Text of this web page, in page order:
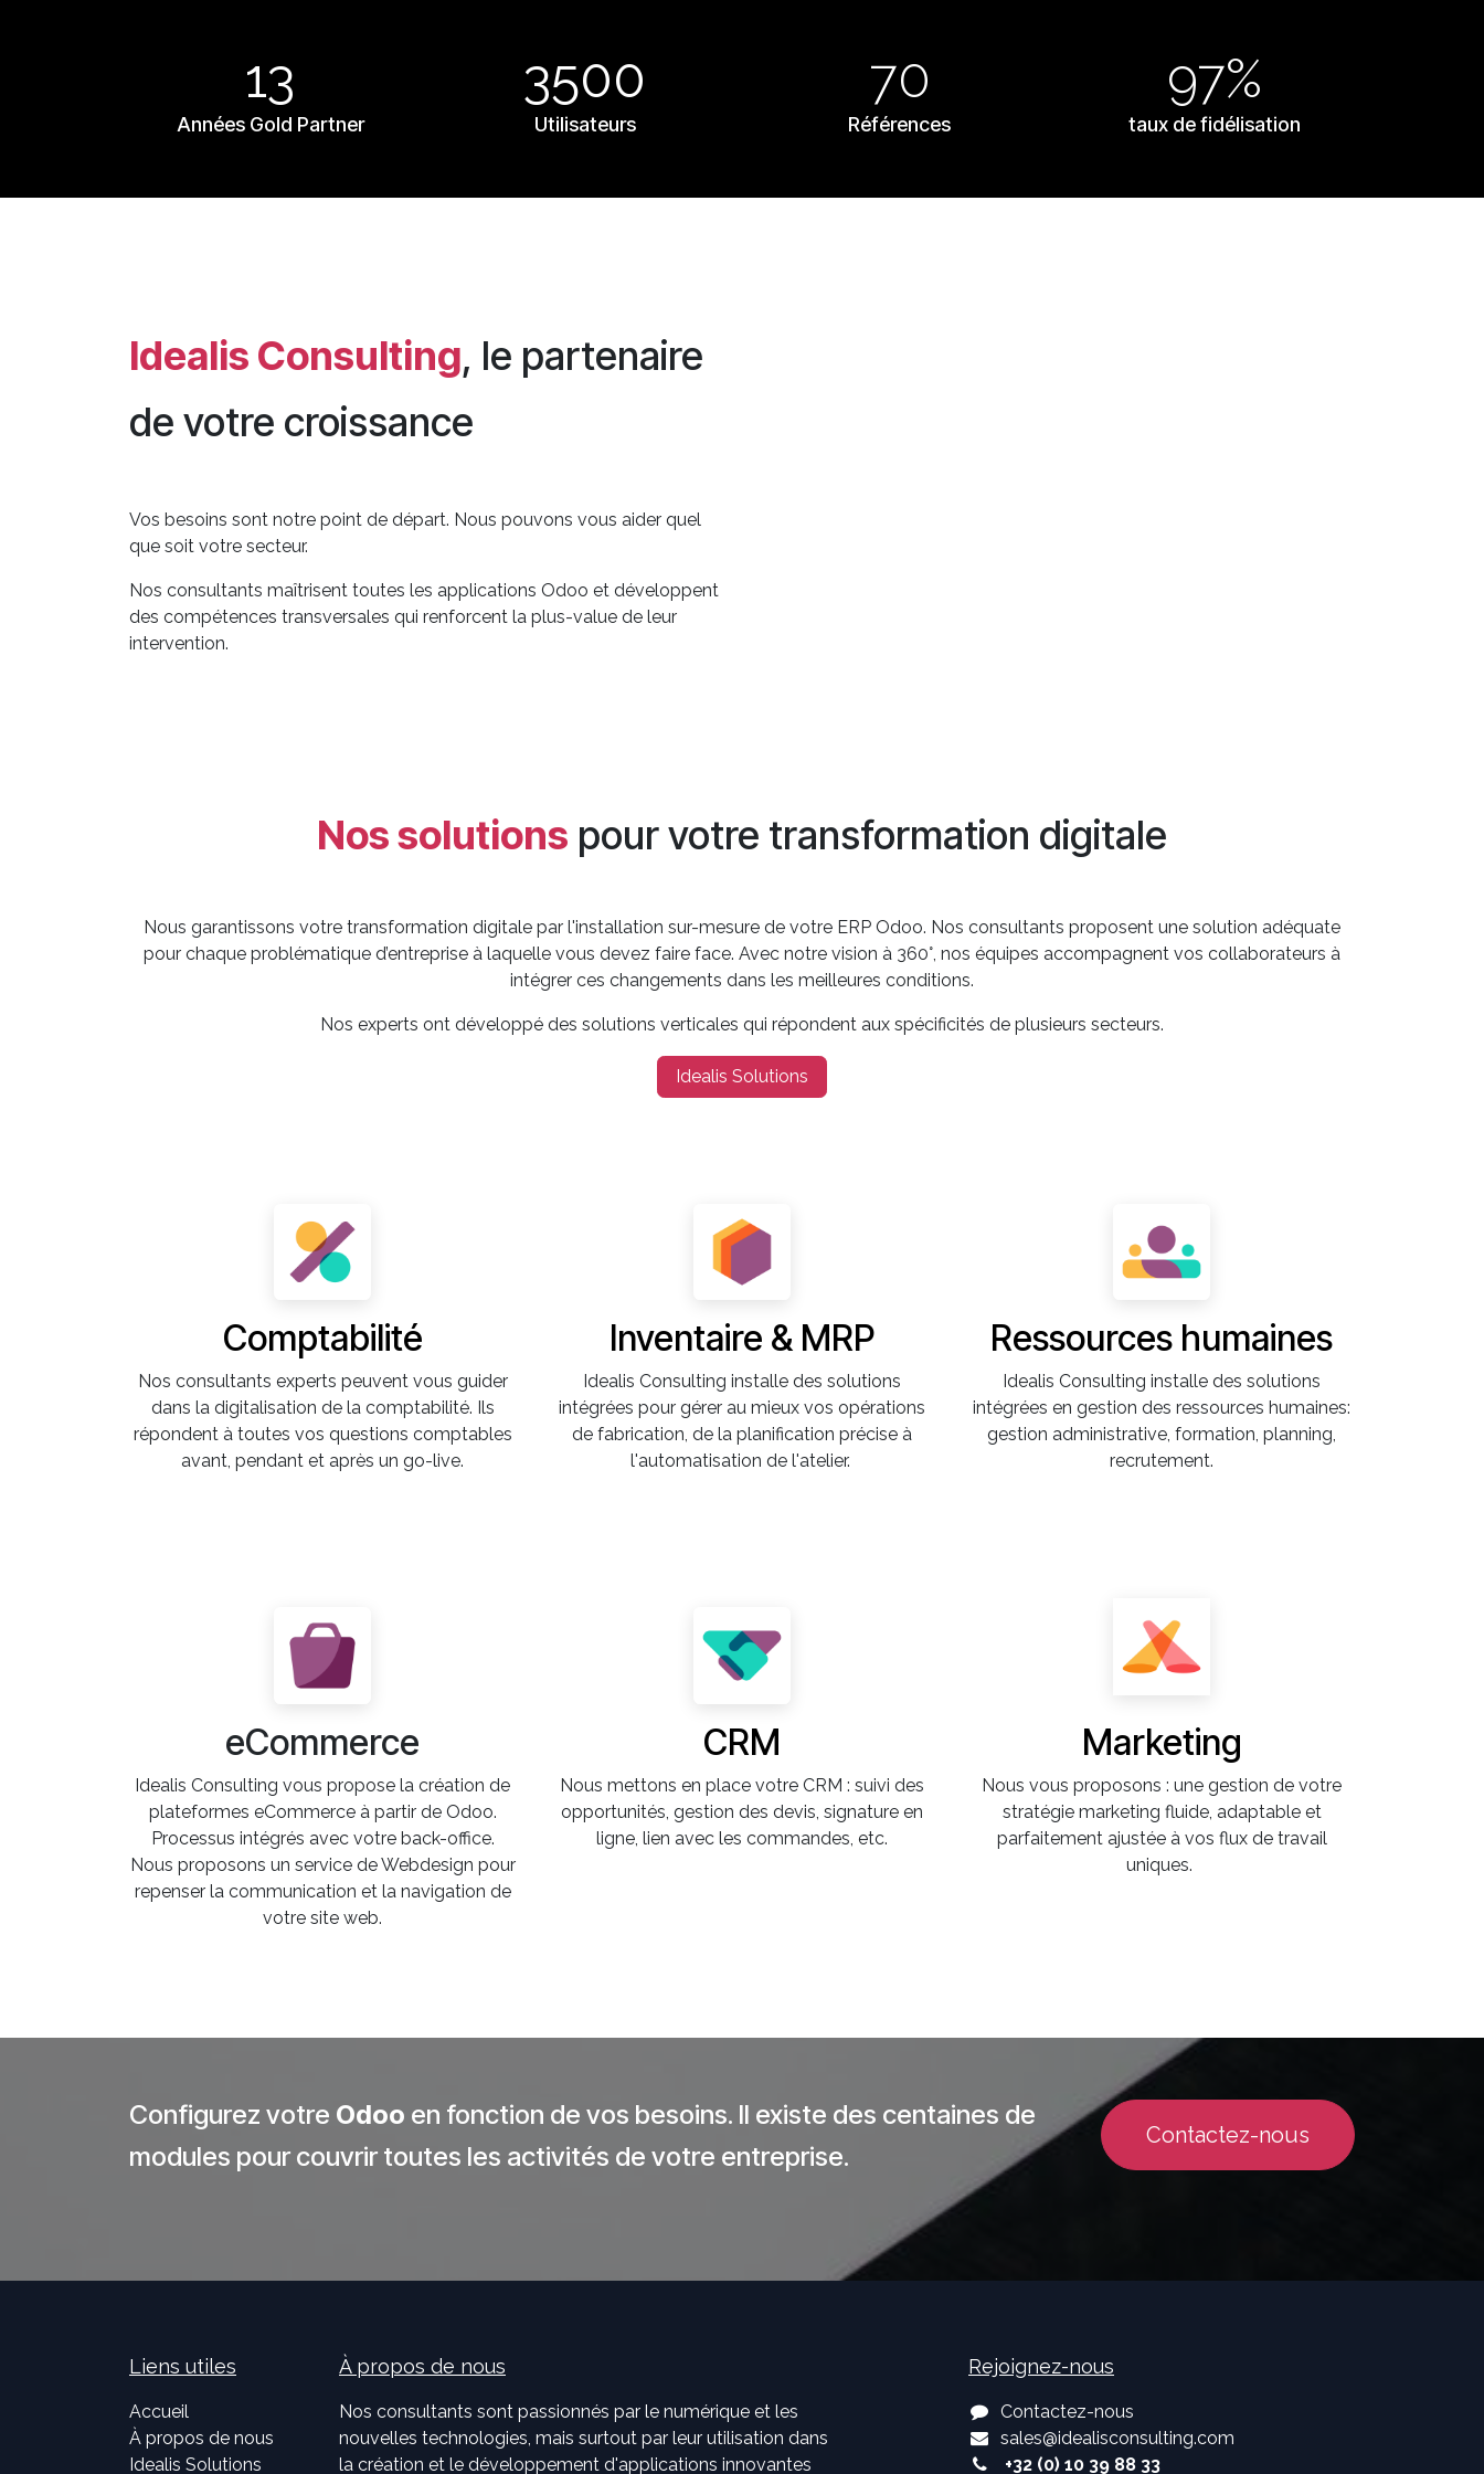
13
Années Gold Partner
3500
Utilisateurs
70
Références
97%
taux de fidélisation
Idealis Consulting, le partenaire
de votre croissance
Vos besoins sont notre point de départ. Nous pouvons vous aider quel
que soit votre secteur.
Nos consultants maîtrisent toutes les applications Odoo et développent
des compétences transversales qui renforcent la plus-value de leur
intervention.
Nos solutions pour votre transformation digitale
Nous garantissons votre transformation digitale par l'installation sur-mesure de votre ERP Odoo. Nos consultants proposent une solution adéquate
pour chaque problématique d’entreprise à laquelle vous devez faire face. Avec notre vision à 360°, nos équipes accompagnent vos collaborateurs à
intégrer ces changements dans les meilleures conditions.
Nos experts ont développé des solutions verticales qui répondent aux spécificités de plusieurs secteurs.
Idealis Solutions
Comptabilité
Nos consultants experts peuvent vous guider
dans la digitalisation de la comptabilité. Ils
répondent à toutes vos questions comptables
avant, pendant et après un go-live.
Inventaire & MRP
Idealis Consulting installe des solutions
intégrées pour gérer au mieux vos opérations
de fabrication, de la planification précise à
l'automatisation de l'atelier.
Ressources humaines
Idealis Consulting installe des solutions
intégrées en gestion des ressources humaines:
gestion administrative, formation, planning,
recrutement.
eCommerce
Idealis Consulting vous propose la création de
plateformes eCommerce à partir de Odoo.
Processus intégrés avec votre back-office.
Nous proposons un service de Webdesign pour
repenser la communication et la navigation de
votre site web.
CRM
Nous mettons en place votre CRM : suivi des
opportunités, gestion des devis, signature en
ligne, lien avec les commandes, etc.
Marketing
Nous vous proposons : une gestion de votre
stratégie marketing fluide, adaptable et
parfaitement ajustée à vos flux de travail
uniques.
​Configurez votre Odoo en fonction de vos besoins. Il existe des centaines de
modules pour couvrir toutes les activités de votre entreprise.
Contactez-nous
Liens utiles
Accueil
À propos de nous
Idealis Solutions
À propos de nous
Nos consultants sont passionnés par le numérique et les
nouvelles technologies, mais surtout par leur utilisation dans
la création et le développement d'applications innovantes
Rejoignez-nous
Contactez-nous
sales@idealisconsulting.com
+32 (0) 10 39 88 33